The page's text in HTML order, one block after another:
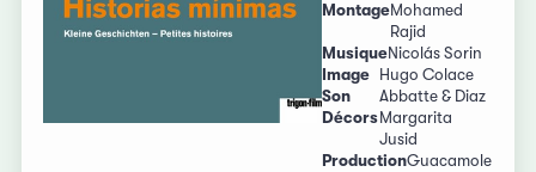
MontageMohamed
Rajid
MusiqueNicolás Sorin
Image
Hugo Colace
Son
Abbatte & Diaz
Décors Margarita
Jusid
ProductionGuacamole